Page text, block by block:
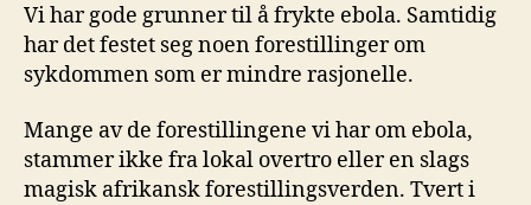
Vi har gode grunner til å frykte ebola. Samtidig
har det festet seg noen forestillinger om
sykdommen som er mindre rasjonelle.
Mange av de forestillingene vi har om ebola,
stammer ikke fra lokal overtro eller en slags
magisk afrikansk forestillingsverden. Tvert i